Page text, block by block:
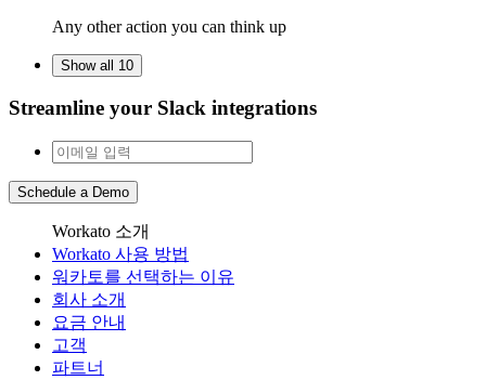
Any other action you can think up
Show all 10
Streamline your Slack integrations
Schedule a Demo
Workato 소개
Workato 사용 방법
워카토를 선택하는 이유
회사 소개
요금 안내
고객
파트너